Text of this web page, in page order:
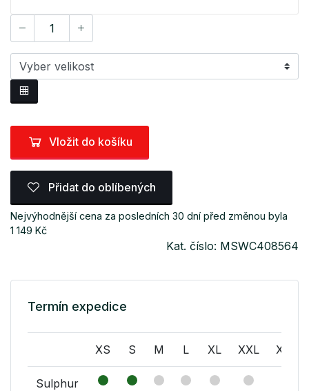
Vložit do košíku
Přidat do oblíbených
Nejvýhodnější cena za posledních 30 dní před změnou byla
1 149 Kč
Kat. číslo: MSWC408564
Termín expedice
XS S M L XL XXL XXXL
Sulphur